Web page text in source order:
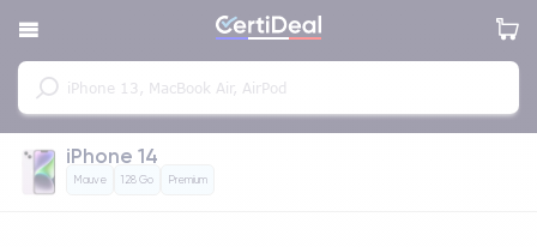
iPhone 14
Mauve 128 Go Premium